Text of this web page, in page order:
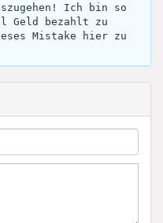
Ich bin so
Geld bezahlt zu
Mistake hier zu